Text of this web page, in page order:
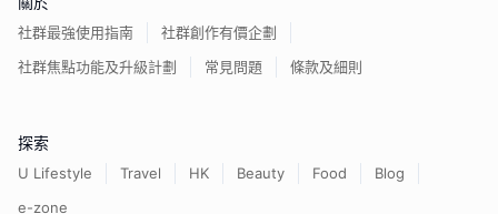
社群最強使用指南
社群創作有價企劃
社群焦點功能及升級計劃
常見問題 條款及細則
探索
U Lifestyle Travel HK Beauty Food
Blog
e-zone